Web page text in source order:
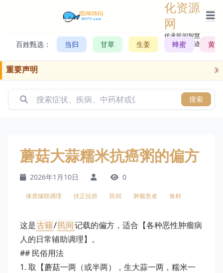
化资源
网
传承民间智慧，
记录历史轨迹
百姓甄选： 当归 甘草 生姜 蜂蜜 黄芪
重要声明
搜索
蘑菇大蒜糯米抗癌粥的偏方
2026年1月10日 0
体质辅助调理 扶正抗癌 民间 肿瘤患者 食材
这是古籍/民间记载的偏方，适合【各种恶性肿瘤病
人的日常辅助调理】。
## 民俗用法
1. 取【蘑菇一两（或半两），生大蒜一两，糯米一